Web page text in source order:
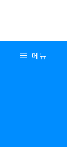
로
메뉴